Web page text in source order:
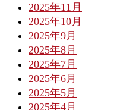
2025年11月
2025年10月
2025年9月
2025年8月
2025年7月
2025年6月
2025年5月
2025年4月